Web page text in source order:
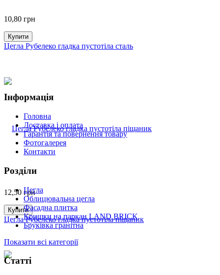
10,80 грн
Купити
Цегла Рубелеко гладка пустотіла сталь
12,50 грн
Купити
Цегла Рубелеко гладка пустотіла піщаник
Інформація
Головна
Доставка і оплата
Гарантія та повернення товару
Фотогалерея
Контакти
Розділи
Цегла
Облицювальна цегла
Фасадна плитка
Кришки на паркан LAND BRICK
Бруківка гранітна
Показати всі категорії
Статті